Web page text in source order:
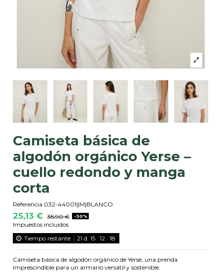
Camiseta básica de
algodón orgánico Yerse –
cuello redondo y manga
corta
Referencia 032-44001||M|BLANCO
25,13 € 35,90 € -30%
Impuestos incluidos
Tiempo restante
21 d. 15 :12 :18
Camiseta básica de algodón orgánico de Yerse, una prenda
imprescindible para un armario versátil y sostenible.